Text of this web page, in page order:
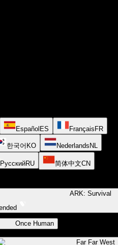
Español ES Français FR
한국어 KO Nederlands NL
РусскийRU 简体中文CN
ARK: Survival
Once Human
Far Far West